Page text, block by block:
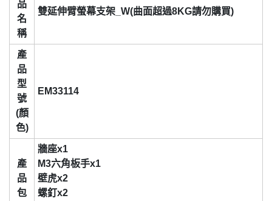
品
名
稱
雙延伸臂螢幕支架_W(曲面超過8KG請勿購買)
產
品
型
號
(顏
色)
EM33114
產
品
包
牆座x1
M3六角板手x1
壁虎x2
螺釘x2